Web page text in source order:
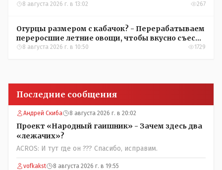
8 августа 2026 г. в 13:02 267
Огурцы размером с кабачок? - Перерабатываем
переросшие летние овощи, чтобы вкусно съесть
зимой
8 августа 2026 г. в 10:50 1729
Последние сообщения
Андрей Скиба 8 августа 2026 г. в 20:02
Проект «Народный гаишник» - Зачем здесь два
«лежачих»?
ACROS: И тут где он ??? Спасибо, исправим.
vofkakst 8 августа 2026 г. в 19:55